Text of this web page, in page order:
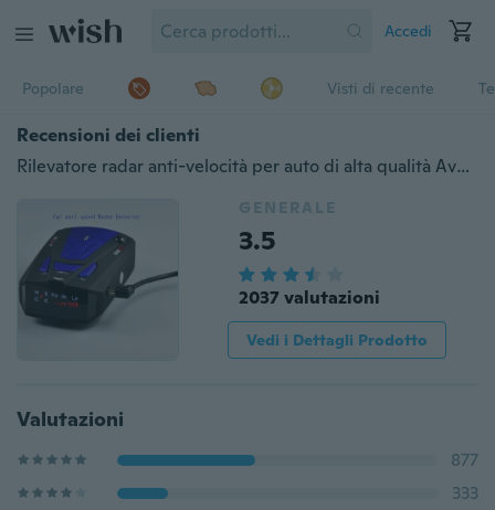
Accedi
Popolare Visti di recente
Recensioni dei clienti
Rilevatore radar anti-velocità per auto di alta qualità Avviso vocale a 360 gradi Voce russa/inglese per rilevatore radar a 16 bande a velocità limitata per auto
GENERALE
3.5
2037 valutazioni
Vedi i Dettagli Prodotto
Valutazioni
877
333